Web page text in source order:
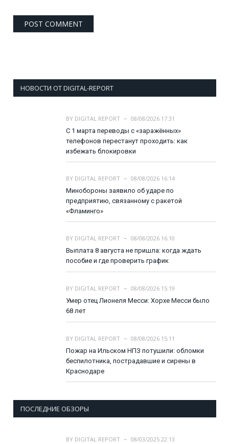
НОВОСТИ ОТ DIGITAL-REPORT
BY DIGITAL REPORT
08/08/2026 17:31
С 1 марта переводы с «заражённых»
телефонов перестанут проходить: как
избежать блокировки
BY DIGITAL REPORT
08/08/2026 16:14
Минобороны заявило об ударе по
предприятию, связанному с ракетой
«Фламинго»
BY DIGITAL REPORT
08/08/2026 16:10
Выплата 8 августа не пришла: когда ждать
пособие и где проверить график
BY DIGITAL REPORT
08/08/2026 15:19
Умер отец Лионеля Месси: Хорхе Месси было
68 лет
BY DIGITAL REPORT
08/08/2026 15:11
Пожар на Ильском НПЗ потушили: обломки
беспилотника, пострадавшие и сирены в
Краснодаре
ПОСЛЕДНИЕ ОБЗОРЫ
BY DIGITAL REPORT
08/03/2025 22:13